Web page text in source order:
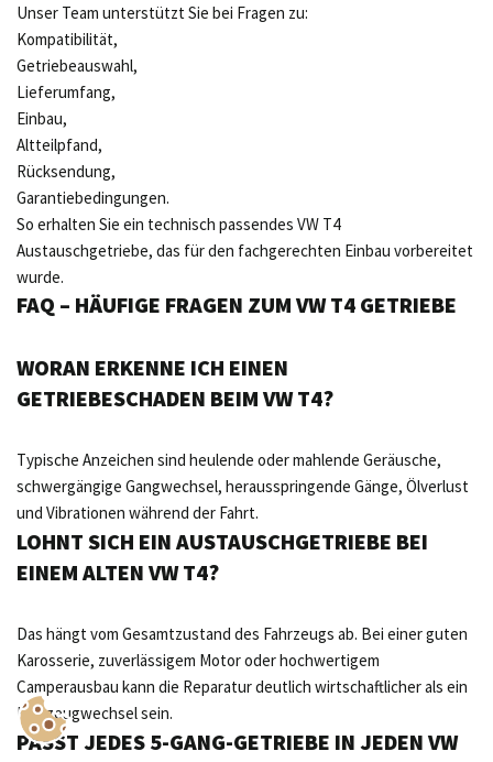
Unser Team unterstützt Sie bei Fragen zu:
Kompatibilität,
Getriebeauswahl,
Lieferumfang,
Einbau,
Altteilpfand,
Rücksendung,
Garantiebedingungen.
So erhalten Sie ein technisch passendes VW T4
Austauschgetriebe, das für den fachgerechten Einbau vorbereitet
wurde.
FAQ – HÄUFIGE FRAGEN ZUM VW T4 GETRIEBE
WORAN ERKENNE ICH EINEN
GETRIEBESCHADEN BEIM VW T4?
Typische Anzeichen sind heulende oder mahlende Geräusche,
schwergängige Gangwechsel, herausspringende Gänge, Ölverlust
und Vibrationen während der Fahrt.
LOHNT SICH EIN AUSTAUSCHGETRIEBE BEI
EINEM ALTEN VW T4?
Das hängt vom Gesamtzustand des Fahrzeugs ab. Bei einer guten
Karosserie, zuverlässigem Motor oder hochwertigem
Camperausbau kann die Reparatur deutlich wirtschaftlicher als ein
Fahrzeugwechsel sein.
PASST JEDES 5-GANG-GETRIEBE IN JEDEN VW